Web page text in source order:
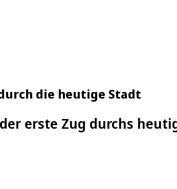
die heutige Stadt
erste Zug durchs